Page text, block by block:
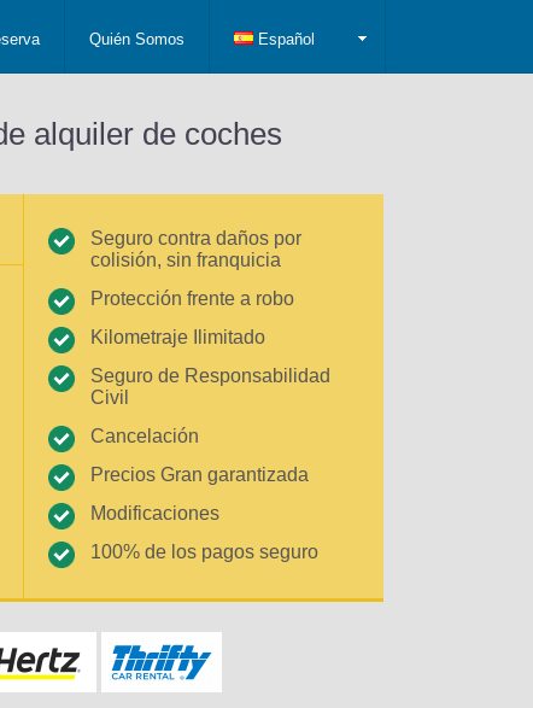
Quién Somos Español
alquiler de coches
Seguro contra daños por
colisión, sin franquicia
Protección frente a robo
Kilometraje Ilimitado
Seguro de Responsabilidad
Civil
Cancelación
Precios Gran garantizada
Modificaciones
100% de los pagos seguro